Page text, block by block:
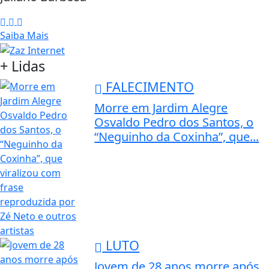
Saiba Mais
+ Lidas
FALECIMENTO
Morre em Jardim Alegre
Osvaldo Pedro dos Santos, o
“Neguinho da Coxinha”, que...
LUTO